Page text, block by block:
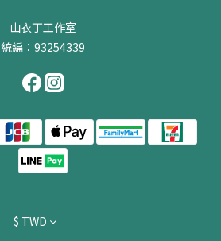
山衣丁工作室
統編：93254339
$ TWD